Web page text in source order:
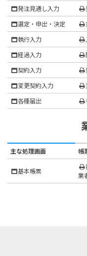
発注見通し入力
選定・申出・決定
執行入力
経過入力
契約入力
変更契約入力
各種届出
主な処理画面 帳
基本帳票
業